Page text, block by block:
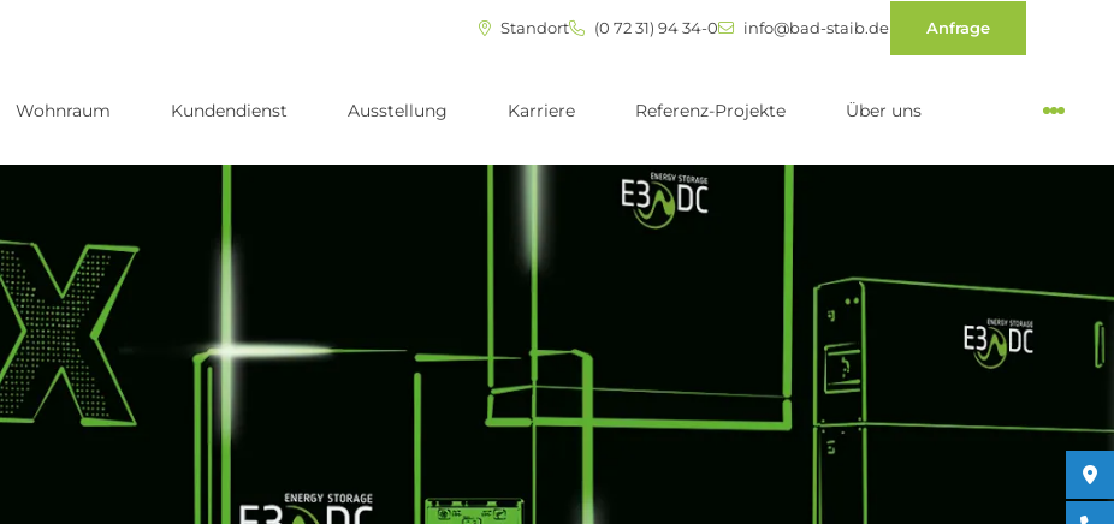
Standort (0 72 31) 94 34-0 info@bad-staib.de Anfrage
Wohnraum Kundendienst Ausstellung Karriere Referenz-Projekte Über uns